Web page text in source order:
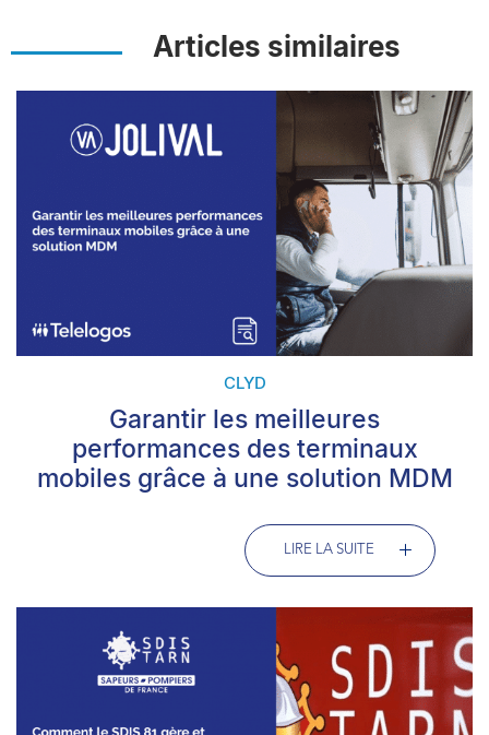
Articles similaires
CLYD
Garantir les meilleures
performances des terminaux
mobiles grâce à une solution MDM
LIRE LA SUITE